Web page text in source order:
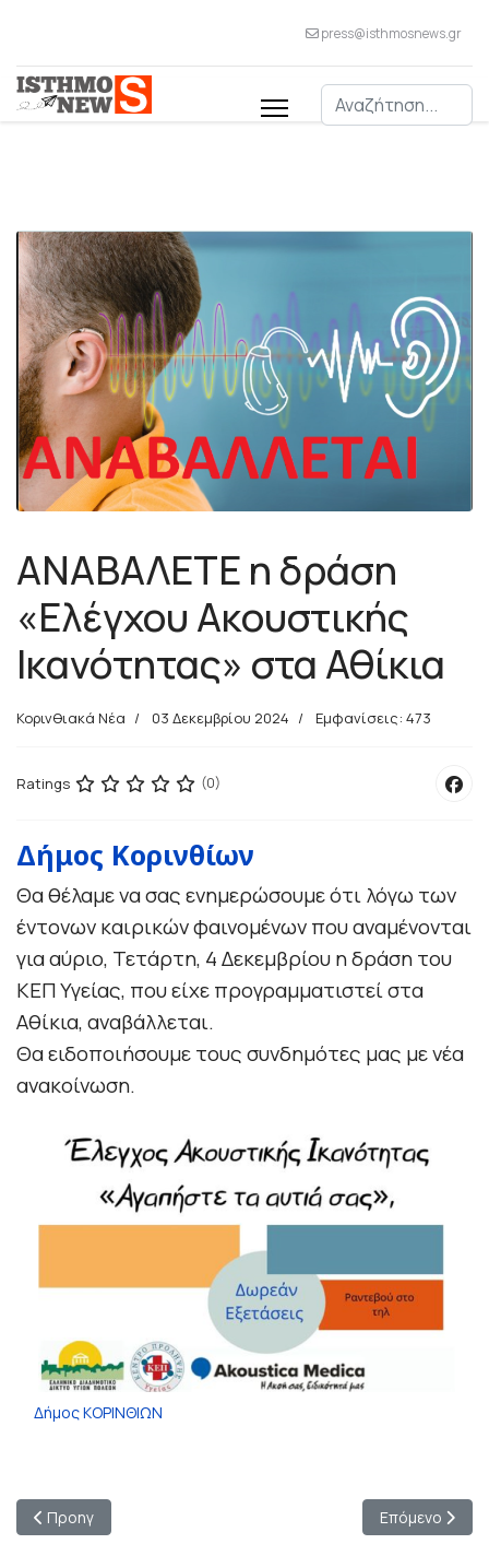
press@isthmosnews.gr
Αναζήτηση
ΑΝΑΒΑΛΕΤΕ η δράση
«Ελέγχου Ακουστικής
Ικανότητας» στα Αθίκια
Κορινθιακά Νέα 03 Δεκεμβρίου 2024 Εμφανίσεις: 473
Ratings (0)
Δήμος Κορινθίων
Θα θέλαμε να σας ενημερώσουμε ότι λόγω των
έντονων καιρικών φαινομένων που αναμένονται
για αύριο, Τετάρτη, 4 Δεκεμβρίου η δράση του
ΚΕΠ Υγείας, που είχε προγραμματιστεί στα
Αθίκια, αναβάλλεται.
Θα ειδοποιήσουμε τους συνδημότες μας με νέα
ανακοίνωση.
Δήμος ΚΟΡΙΝΘΙΩΝ
Προηγούμενο άρθρο: Θεατρικό βιβλίο | “Βλαντ Τσέπες – Ο
Προηγ Επόμενο
Επόμενο